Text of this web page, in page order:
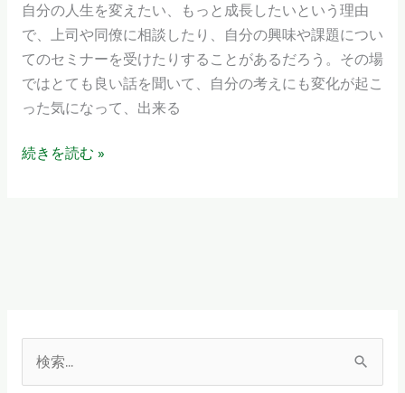
自分の人生を変えたい、もっと成長したいという理由
で、上司や同僚に相談したり、自分の興味や課題につい
てのセミナーを受けたりすることがあるだろう。その場
ではとても良い話を聞いて、自分の考えにも変化が起こ
った気になって、出来る
で
続きを読む »